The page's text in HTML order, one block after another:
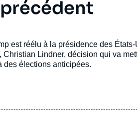
est réélu à la présidence des
Christian Lindner, décision qui va
des élections anticipées.